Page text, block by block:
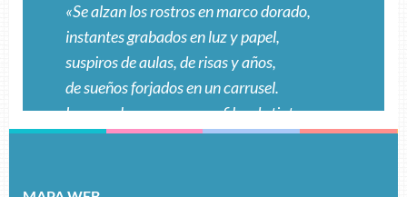
«Se alzan los rostros en marco dorado,
instantes grabados en luz y papel,
suspiros de aulas, de risas y años,
de sueños forjados en un carrusel.
Los nombres reposan en filas de tinta,
historias distintas, unidas aquí,
promesas que laten, que quieren surgir.